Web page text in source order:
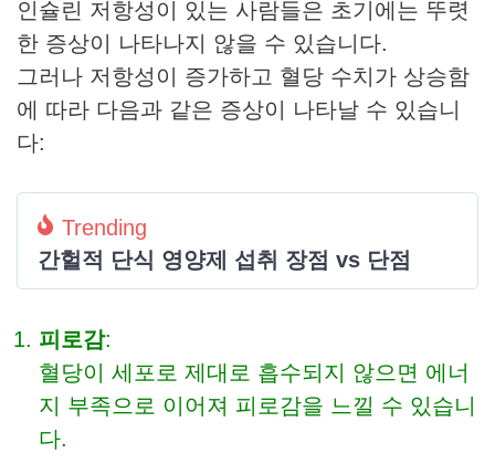
인슐린 저항성이 있는 사람들은 초기에는 뚜렷
한 증상이 나타나지 않을 수 있습니다.
그러나 저항성이 증가하고 혈당 수치가 상승함
에 따라 다음과 같은 증상이 나타날 수 있습니
다:
Trending
간헐적 단식 영양제 섭취 장점 vs 단점
피로감:
혈당이 세포로 제대로 흡수되지 않으면 에너
지 부족으로 이어져 피로감을 느낄 수 있습니
다.